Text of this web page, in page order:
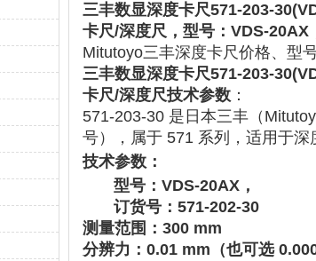
三丰数显深度卡尺571-203-
卡尺/深度尺，型号：VDS-
Mitutoyo三丰深度卡尺价格、型
三丰数显深度卡尺571-203-
卡尺/深度尺技术参数 ：
571-203-30 是日本三丰（
号），属于 571 系列，适用于深
技术参数：
型号：VDS-20AX，
订货号：571-202-30
测量范围 ‌：300 mm
分辨力 ‌：‌ 0.01 mm （也可选